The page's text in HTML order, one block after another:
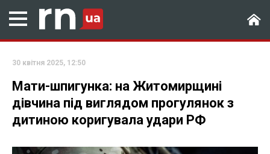
30 квітня 2025, 12:50
Мати-шпигунка: на Житомирщині
дівчина під виглядом прогулянок з
дитиною коригувала удари РФ